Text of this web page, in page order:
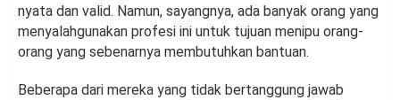
nyata dan valid. Namun, sayangnya, ada banyak orang yang
menyalahgunakan profesi ini untuk tujuan menipu orang-
orang yang sebenarnya membutuhkan bantuan.
Beberapa dari mereka yang tidak bertanggung jawab